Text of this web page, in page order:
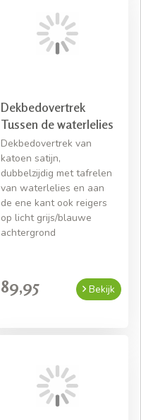
Dekbedovertrek
Tussen de waterlelies
Dekbedovertrek van
katoen satijn,
dubbelzijdig met tafrelen
van waterlelies en aan
de ene kant ook reigers
op licht grijs/blauwe
achtergrond
89,95 Bekijk